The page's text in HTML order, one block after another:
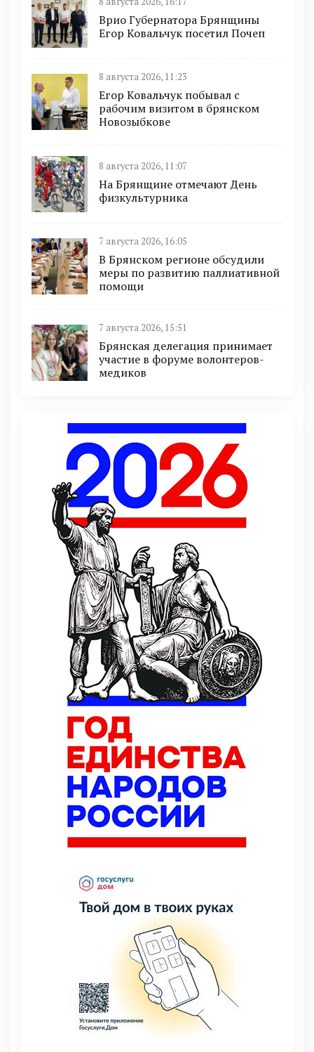
Врио Губернатора Брянщины
Егор Ковальчук посетил Почеп
8 августа 2026, 11:23
Егор Ковальчук побывал с
рабочим визитом в брянском
Новозыбкове
8 августа 2026, 11:07
На Брянщине отмечают День
физкультурника
7 августа 2026, 16:05
В Брянском регионе обсудили
меры по развитию паллиативной
помощи
7 августа 2026, 15:51
Брянская делегация принимает
участие в форуме волонтеров-
медиков